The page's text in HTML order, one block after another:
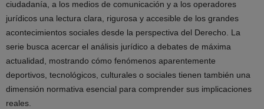
ciudadanía, a los medios de comunicación y a los operadores
jurídicos una lectura clara, rigurosa y accesible de los grandes
acontecimientos sociales desde la perspectiva del Derecho. La
serie busca acercar el análisis jurídico a debates de máxima
actualidad, mostrando cómo fenómenos aparentemente
deportivos, tecnológicos, culturales o sociales tienen también una
dimensión normativa esencial para comprender sus implicaciones
reales.